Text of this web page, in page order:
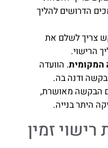
הדרושים להליך
צריך לשלם את
הרישוי.
המקומית. הוועדה
ודנה בה.
הבקשה מאושרת,
היתר בנייה.
זמין